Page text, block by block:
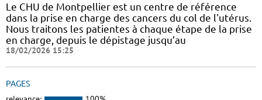
Le CHU de Montpellier est un centre de référence
dans la prise en charge des cancers du col de l'utérus.
Nous traitons les patientes à chaque étape de la prise
en charge, depuis le dépistage jusqu’au
18/02/2026 15:25
PAGES